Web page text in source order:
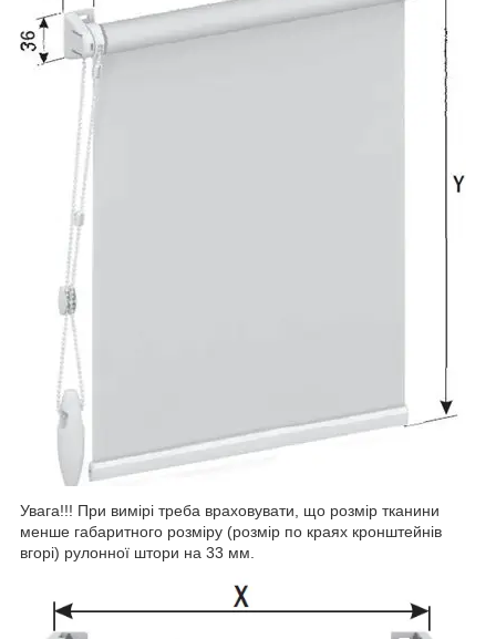
Увага!!! При вимірі треба враховувати, що розмір тканини
менше габаритного розміру (розмір по краях кронштейнів
вгорі) рулонної штори на 33 мм.